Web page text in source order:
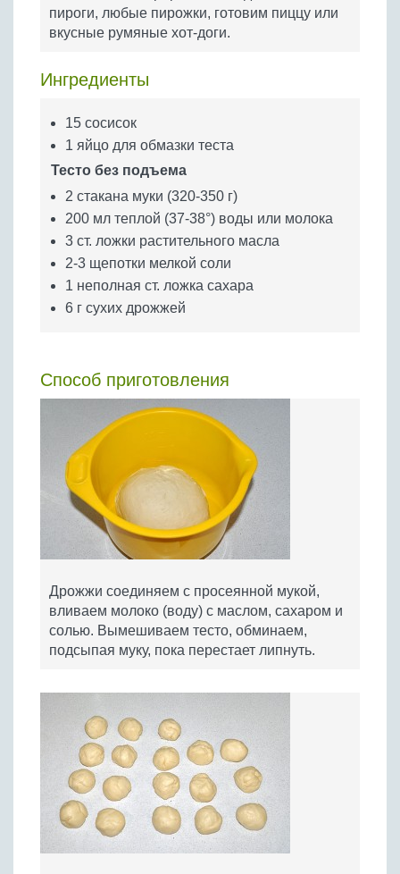
Бобовые
Яйца
пироги, любые пирожки, готовим пиццу или
вкусные румяные хот-доги.
Ингредиенты
15 сосисок
1 яйцо для обмазки теста
Тесто без подъема
2 стакана муки (320-350 г)
200 мл теплой (37-38°) воды или молока
3 ст. ложки растительного масла
2-3 щепотки мелкой соли
1 неполная ст. ложка сахара
6 г сухих дрожжей
Способ приготовления
Дрожжи соединяем с просеянной мукой,
вливаем молоко (воду) с маслом, сахаром и
солью. Вымешиваем тесто, обминаем,
подсыпая муку, пока перестает липнуть.